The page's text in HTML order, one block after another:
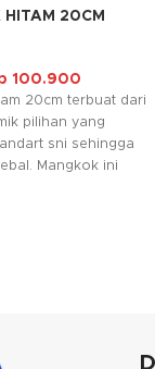
HITAM 20CM
100.900
20cm terbuat dari
pilihan yang
sni sehingga
Mangkok ini
warna hitam kilap
kesan elegant